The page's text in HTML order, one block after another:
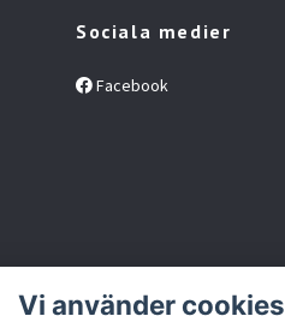
Sociala medier
Facebook
Vi använder cookies